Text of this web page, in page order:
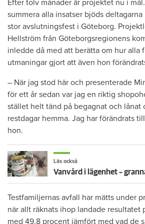
Efter tolv månader är projektet nu i
summera alla insatser bjöds
stor avslutningsfest i Göteborg.
Hellström från Göteborgsregionens
inledde då med att berätta om hur alla
utmaningar gjort att även hon
– När jag stod här och presenterade
för ett år sedan var jag en riktig
stället helt tänd på begagnat och lånat
restdagar hemma. Jag har förändrats
hon.
Läs också
Vanvård i lägenhet –
Testfamiljernas avfall har mätts under
när allt räknats ihop landade resultatet
med 49,8 procent jämfört med vad de